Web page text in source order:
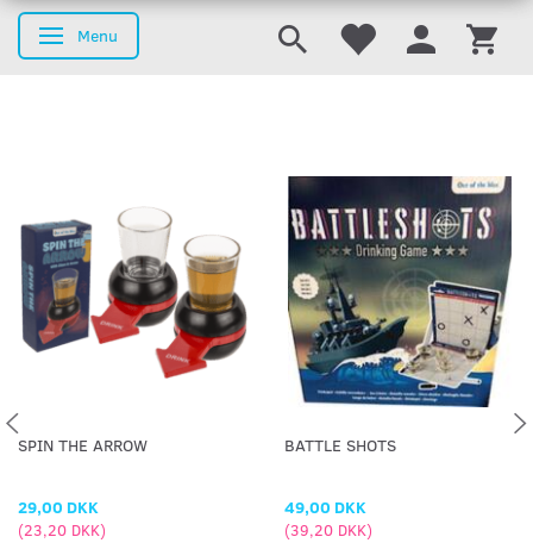
Skifte navigation
Menu
SPIN THE ARROW
29,00 DKK
(23,20 DKK)
BATTLE SHOTS
49,00 DKK
(39,20 DKK)